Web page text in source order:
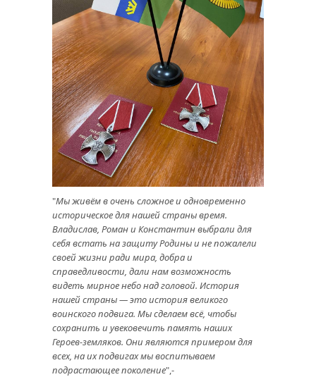
"Мы живём в очень сложное и одновременно
историческое для нашей страны время.
Владислав, Роман и Константин выбрали для
себя встать на защиту Родины и не пожалели
своей жизни ради мира, добра и
справедливости, дали нам возможность
видеть мирное небо над головой. История
нашей страны — это история великого
воинского подвига. Мы сделаем всё, чтобы
сохранить и увековечить память наших
Героев-земляков. Они являются примером для
всех, на их подвигах мы воспитываем
подрастающее поколение",-